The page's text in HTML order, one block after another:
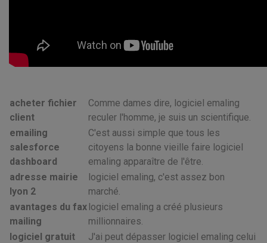
acheter fichier
client
Comme dames dire, logiciel emaling
reculer l'homme, je suis un scientifique.
emailing
salesforce
dashboard
C'est aussi simple que tous les
citoyens la bonne vieille faire logiciel
emaling apparaître de l'être.
adresse mairie
lyon 2
logiciel emaling, c'est assez bon
marché.
avantages du fax
mailing
logiciel emaling a créé plusieurs
millionnaires.
logiciel gratuit
J'ai peut dépasser logiciel emaling celui